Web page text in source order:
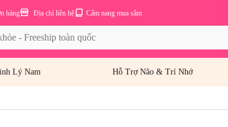
Cẩm nang mua sắm
Địa chỉ liên hệ
hàng
Lý Nam Hỗ Trợ Não & Trí Nhớ